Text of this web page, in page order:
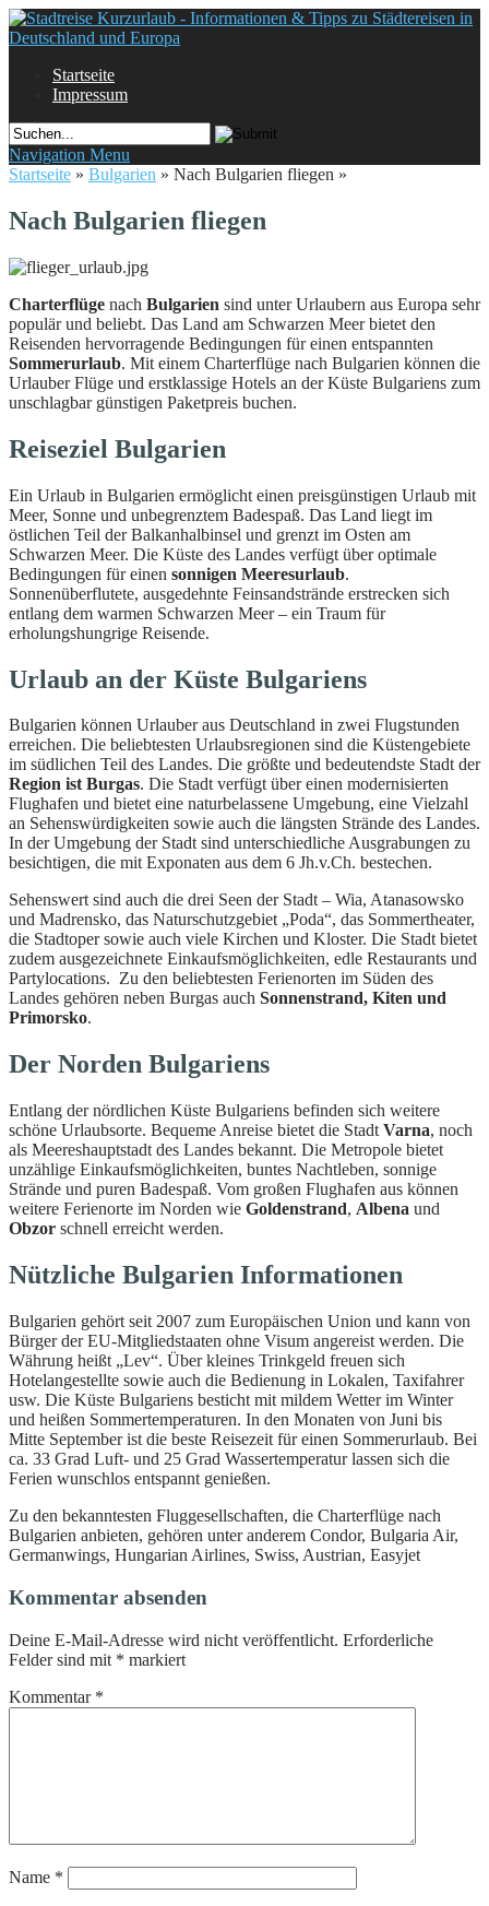
Startseite
Impressum
Navigation Menu
Startseite » Bulgarien » Nach Bulgarien fliegen »
Nach Bulgarien fliegen
Charterflüge nach Bulgarien sind unter Urlaubern aus Europa sehr
populär und beliebt. Das Land am Schwarzen Meer bietet den
Reisenden hervorragende Bedingungen für einen entspannten
Sommerurlaub. Mit einem Charterflüge nach Bulgarien können die
Urlauber Flüge und erstklassige Hotels an der Küste Bulgariens zum
unschlagbar günstigen Paketpreis buchen.
Reiseziel Bulgarien
Ein Urlaub in Bulgarien ermöglicht einen preisgünstigen Urlaub mit
Meer, Sonne und unbegrenztem Badespaß. Das Land liegt im
östlichen Teil der Balkanhalbinsel und grenzt im Osten am
Schwarzen Meer. Die Küste des Landes verfügt über optimale
Bedingungen für einen sonnigen Meeresurlaub.
Sonnenüberflutete, ausgedehnte Feinsandstrände erstrecken sich
entlang dem warmen Schwarzen Meer – ein Traum für
erholungshungrige Reisende.
Urlaub an der Küste Bulgariens
Bulgarien können Urlauber aus Deutschland in zwei Flugstunden
erreichen. Die beliebtesten Urlaubsregionen sind die Küstengebiete
im südlichen Teil des Landes. Die größte und bedeutendste Stadt der
Region ist Burgas. Die Stadt verfügt über einen modernisierten
Flughafen und bietet eine naturbelassene Umgebung, eine Vielzahl
an Sehenswürdigkeiten sowie auch die längsten Strände des Landes.
In der Umgebung der Stadt sind unterschiedliche Ausgrabungen zu
besichtigen, die mit Exponaten aus dem 6 Jh.v.Ch. bestechen.
Sehenswert sind auch die drei Seen der Stadt – Wia, Atanasowsko
und Madrensko, das Naturschutzgebiet „Poda“, das Sommertheater,
die Stadtoper sowie auch viele Kirchen und Kloster. Die Stadt bietet
zudem ausgezeichnete Einkaufsmöglichkeiten, edle Restaurants und
Partylocations. Zu den beliebtesten Ferienorten im Süden des
Landes gehören neben Burgas auch Sonnenstrand, Kiten und
Primorsko.
Der Norden Bulgariens
Entlang der nördlichen Küste Bulgariens befinden sich weitere
schöne Urlaubsorte. Bequeme Anreise bietet die Stadt Varna, noch
als Meereshauptstadt des Landes bekannt. Die Metropole bietet
unzählige Einkaufsmöglichkeiten, buntes Nachtleben, sonnige
Strände und puren Badespaß. Vom großen Flughafen aus können
weitere Ferienorte im Norden wie Goldenstrand, Albena und
Obzor schnell erreicht werden.
Nützliche Bulgarien Informationen
Bulgarien gehört seit 2007 zum Europäischen Union und kann von
Bürger der EU-Mitgliedstaaten ohne Visum angereist werden. Die
Währung heißt „Lev“. Über kleines Trinkgeld freuen sich
Hotelangestellte sowie auch die Bedienung in Lokalen, Taxifahrer
usw. Die Küste Bulgariens besticht mit mildem Wetter im Winter
und heißen Sommertemperaturen. In den Monaten von Juni bis
Mitte September ist die beste Reisezeit für einen Sommerurlaub. Bei
ca. 33 Grad Luft- und 25 Grad Wassertemperatur lassen sich die
Ferien wunschlos entspannt genießen.
Zu den bekanntesten Fluggesellschaften, die Charterflüge nach
Bulgarien anbieten, gehören unter anderem Condor, Bulgaria Air,
Germanwings, Hungarian Airlines, Swiss, Austrian, Easyjet
Kommentar absenden
Deine E-Mail-Adresse wird nicht veröffentlicht. Erforderliche
Felder sind mit * markiert
Kommentar *
Name *